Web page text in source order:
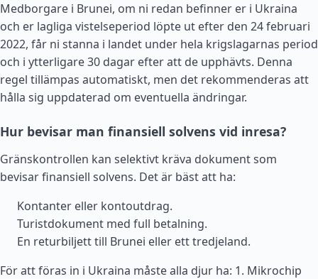
Medborgare i Brunei, om ni redan befinner er i Ukraina
och er lagliga vistelseperiod löpte ut efter den 24 februari
2022, får ni stanna i landet under hela krigslagarnas period
och i ytterligare 30 dagar efter att de upphävts. Denna
regel tillämpas automatiskt, men det rekommenderas att
hålla sig uppdaterad om eventuella ändringar.
Hur bevisar man finansiell solvens vid inresa?
Gränskontrollen kan selektivt kräva dokument som
bevisar finansiell solvens. Det är bäst att ha:
Kontanter eller kontoutdrag.
Turistdokument med full betalning.
En returbiljett till Brunei eller ett tredjeland.
För att föras in i Ukraina måste alla djur ha: 1. Mikrochip